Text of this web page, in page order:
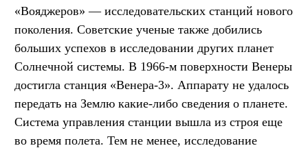
«Вояджеров» — исследовательских станций нового
поколения. Советские ученые также добились
больших успехов в исследовании других планет
Солнечной системы. В 1966-м поверхности Венеры
достигла станция «Венера-3». Аппарату не удалось
передать на Землю какие-либо сведения о планете.
Система управления станции вышла из строя еще
во время полета. Тем не менее, исследование